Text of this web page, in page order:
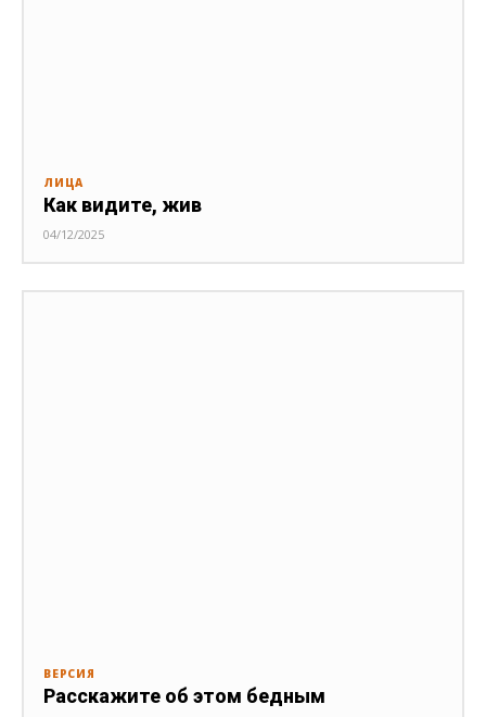
ЛИЦА
Как видите, жив
04/12/2025
ВЕРСИЯ
Расскажите об этом бедным